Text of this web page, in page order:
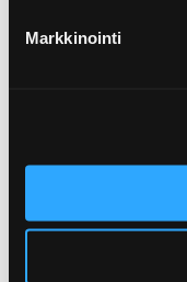
Markkinointi